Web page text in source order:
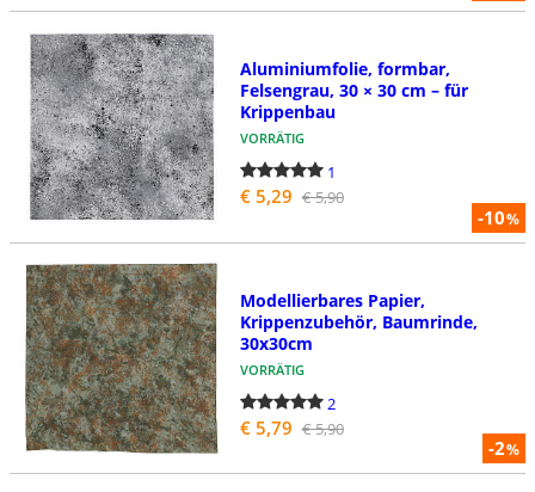
-10%
Aluminiumfolie, formbar,
Felsengrau, 30 × 30 cm – für
Krippenbau
VORRÄTIG
1
€ 5,29 € 5,90
-2%
Modellierbares Papier,
Krippenzubehör, Baumrinde,
30x30cm
VORRÄTIG
2
€ 5,79 € 5,90